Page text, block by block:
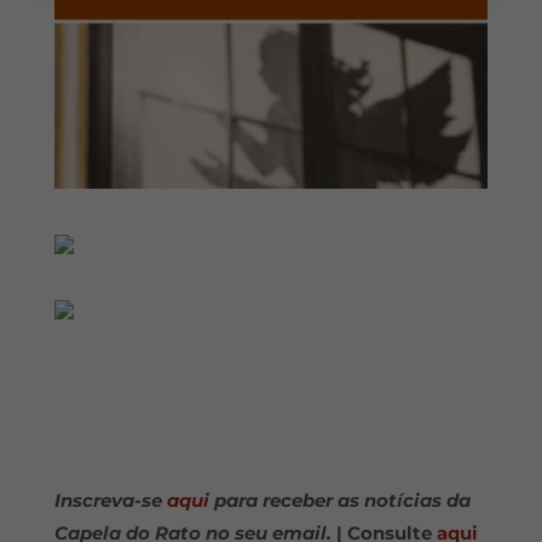
Inscreva-se aquipara receber as notícias da
Capela do Rato no seu email. | Consulte aqui